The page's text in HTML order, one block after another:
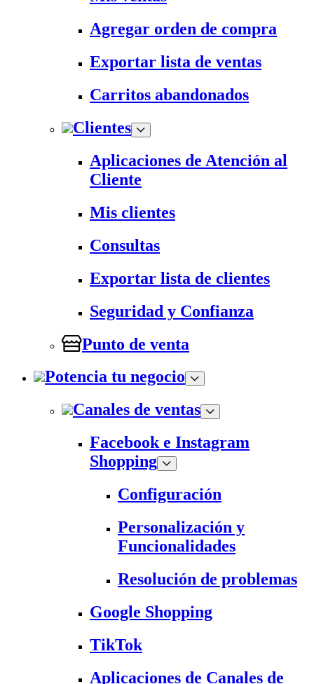
Agregar orden de compra
Exportar lista de ventas
Carritos abandonados
Clientes
Aplicaciones de Atención al
Cliente
Mis clientes
Consultas
Exportar lista de clientes
Seguridad y Confianza
Punto de venta
Potencia tu negocio
Canales de ventas
Facebook e Instagram
Shopping
Configuración
Personalización y
Funcionalidades
Resolución de problemas
Google Shopping
TikTok
Aplicaciones de Canales de